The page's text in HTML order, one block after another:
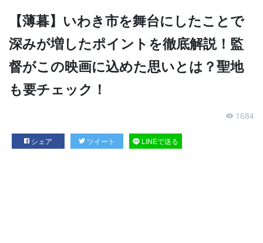
【薄暮】いわき市を舞台にしたことで
深みが増したポイントを徹底解説！監
督がこの映画に込めた思いとは？聖地
も要チェック！
1684
シェア ツイート LINEで送る